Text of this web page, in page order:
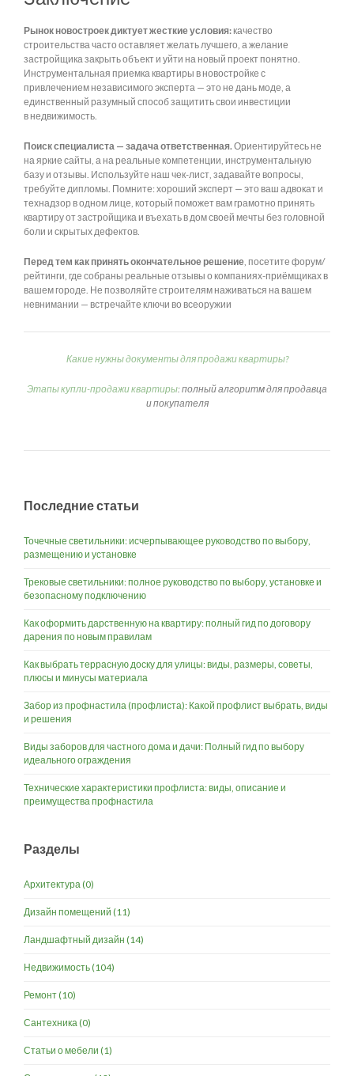
Рынок новостроек диктует жесткие условия:качество
строительства часто оставляет желать лучшего, а желание
застройщика закрыть объект и уйти на новый проект понятно.
Инструментальная приемка квартиры в новостройке с
привлечением независимого эксперта — это не дань моде, а
единственный разумный способ защитить свои инвестиции
в недвижимость.
Поиск специалиста — задача ответственная. Ориентируйтесь не
на яркие сайты, а на реальные компетенции, инструментальную
базу и отзывы. Используйте наш чек-лист, задавайте вопросы,
требуйте дипломы. Помните: хороший эксперт — это ваш адвокат и
технадзор в одном лице, который поможет вам грамотно принять
квартиру от застройщика и въехать в дом своей мечты без головной
боли и скрытых дефектов.
Перед тем как принять окончательное решение , посетите форум/
рейтинги, где собраны реальные отзывы о компаниях-приёмщиках в
вашем городе. Не позволяйте строителям наживаться на вашем
невнимании — встречайте ключи во всеоружии
Какие нужны документы для продажи квартиры?
Этапы купли-продажи квартиры: полный алгоритм для продавца
и покупателя
Последние статьи
Точечные светильники: исчерпывающее руководство по выбору,
размещению и установке
Трековые светильники: полное руководство по выбору, установке и
безопасному подключению
Как оформить дарственную на квартиру: полный гид по договору
дарения по новым правилам
Как выбрать террасную доску для улицы: виды, размеры, советы,
плюсы и минусы материала
Забор из профнастила (профлиста): Какой профлист выбрать, виды
и решения
Виды заборов для частного дома и дачи: Полный гид по выбору
идеального ограждения
Технические характеристики профлиста: виды, описание и
преимущества профнастила
Разделы
Архитектура (0)
Дизайн помещений (11)
Ландшафтный дизайн (14)
Недвижимость(104)
Ремонт(10)
Сантехника (0)
Статьи о мебели (1)